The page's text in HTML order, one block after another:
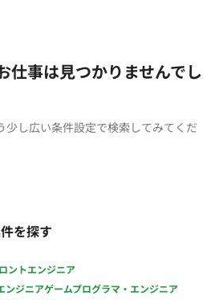
仕事は見つかりませんでし
少し広い条件設定で検索してみてくだ
を探す
ントエンジニア
ンジニアゲームプログラマ・エンジニア